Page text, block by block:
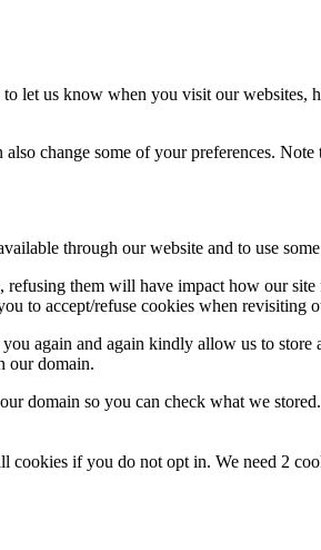
let us know when you visit our
change some of your preferences.
through our website and to use
refusing them will have impact how our
to accept/refuse cookies when revisiting
again and again kindly allow us to
our domain.
domain so you can check what we
cookies if you do not opt in. We need 2